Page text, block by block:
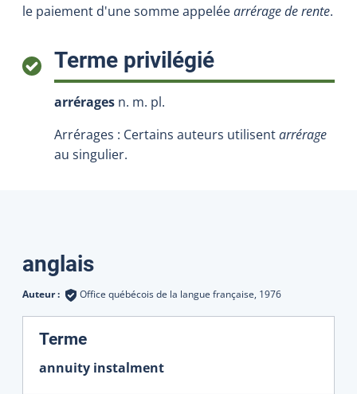
le paiement d'une somme appeléearrérage de rente.
Terme privilégié:
arrérages n. m. pl.
Arrérages : Certains auteurs utilisentarrérage
au singulier.
Traductions
anglais
Auteur : Office québécois de la langue française, 1976
Terme:
annuity instalment